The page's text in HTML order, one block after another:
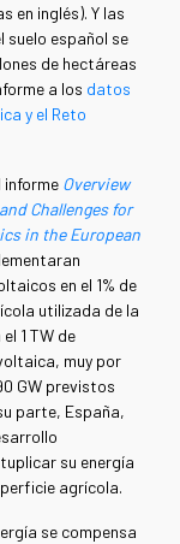
en inglés). Y las
suelo español se
de hectáreas
a los datos
y el Reto
informe Overview
Challenges for
in the European
en el 1% de
utilizada de la
1 TW de
muy por
GW previstos
parte, España,
su energía
agrícola.
se compensa